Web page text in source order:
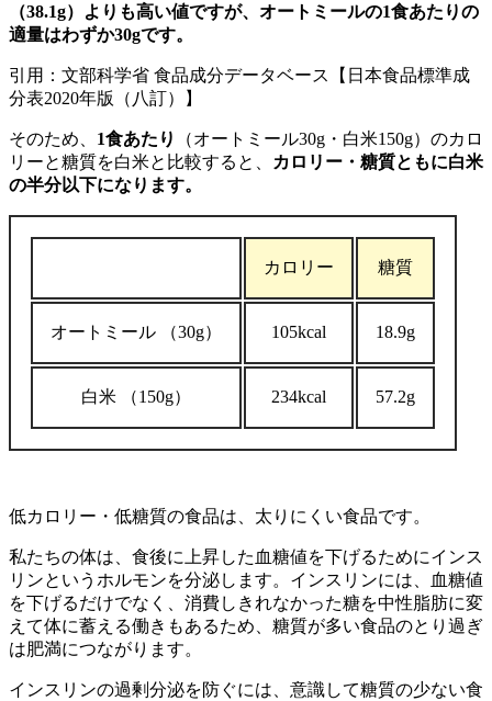
（38.1g）よりも高い値ですが、オートミールの1食あたりの
適量はわずか30gです。
引用：文部科学省 食品成分データベース【日本食品標準成
分表2020年版（八訂）】
そのため、 1食あたり
（オートミール30g・白米150g）のカロ
リーと糖質を白米と比較すると、
カロリー・糖質ともに白米
の半分以下になります。
カロリー 糖質
オートミール （30g） 105kcal 18.9g
白米 （150g） 234kcal 57.2g
低カロリー・低糖質の食品は、太りにくい食品です。
私たちの体は、食後に上昇した血糖値を下げるためにインス
リンというホルモンを分泌します。インスリンには、血糖値
を下げるだけでなく、消費しきれなかった糖を中性脂肪に変
えて体に蓄える働きもあるため、糖質が多い食品のとり過ぎ
は肥満につながります。
インスリンの過剰分泌を防ぐには、意識して糖質の少ない食